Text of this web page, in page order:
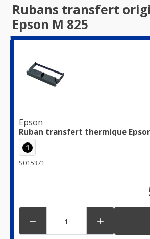
Rubans transfert
Epson M 825
Epson
Ruban transfert thermique
1
S015371
 